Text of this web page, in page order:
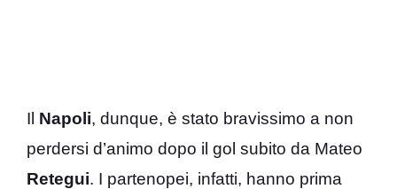
Il Napoli, dunque, è stato bravissimo a non
perdersi d’animo dopo il gol subito da Mateo
Retegui. I partenopei, infatti, hanno prima